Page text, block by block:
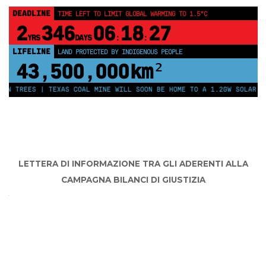
DEADLINE TIME LEFT TO LIMIT GLOBAL WARMING TO 1.5°C
2YRS 346DAYS 06: 18: 27
LIFELINE LAND PROTECTED BY INDIGENOUS PEOPLE
43,500,000km²
| TEXAS COAL MINE WILL SOON BE HOME TO A 1.2GW SOLAR
LETTERA DI INFORMAZIONE TRA GLI ADERENTI ALLA
CAMPAGNA BILANCI DI GIUSTIZIA